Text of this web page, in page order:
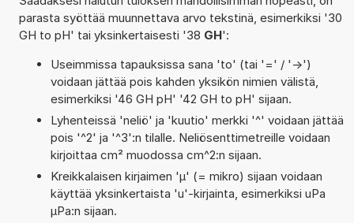
parasta syöttää muunnettava arvo tekstinä, esimerkiksi '30
GH to pH' tai yksinkertaisesti '38 GH':
Useimmissa tapauksissa sana 'to' (tai '=' / '->')
voidaan jättää pois kahden yksikön nimien välistä,
esimerkiksi '46 GH pH' '42 GH to pH' sijaan.
Lyhenteissä 'neliö' ja 'kuutio' merkki '^' voidaan jättää
pois '^2' ja '^3':n tilalle. Neliösenttimetreille voidaan
kirjoittaa cm² muodossa cm^2:n sijaan.
Kreikkalaisen kirjaimen 'µ' (= mikro) sijaan voidaan
käyttää yksinkertaista 'u'-kirjainta, esimerkiksi uPa
µPa:n sijaan.